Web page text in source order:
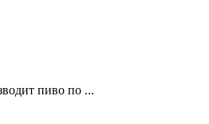
пиво по ...